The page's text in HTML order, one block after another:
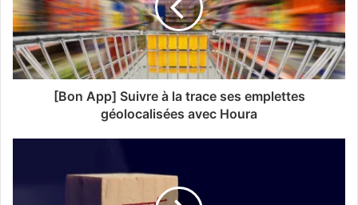
[Bon App] Suivre à la trace ses emplettes
géolocalisées avec Houra